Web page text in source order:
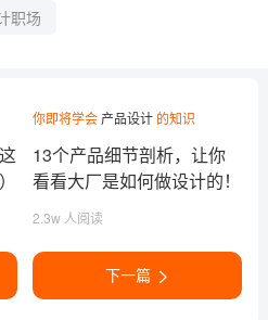
职场
你即将学会 产品设计 的知识
13个产品细节剖析，让你
看看大厂是如何做设计的！
2.3w 人阅读
下一篇